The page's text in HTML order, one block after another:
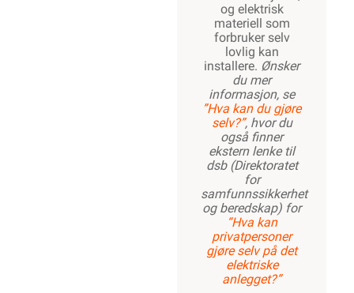
og elektrisk
materiell som
forbruker selv
lovlig kan
installere. Ønsker
du mer
informasjon, se
”Hva kan du gjøre
selv?”, hvor du
også finner
ekstern lenke til
dsb (Direktoratet
for
samfunnssikkerhet
og beredskap) for
“Hva kan
privatpersoner
gjøre selv på det
elektriske
anlegget?”